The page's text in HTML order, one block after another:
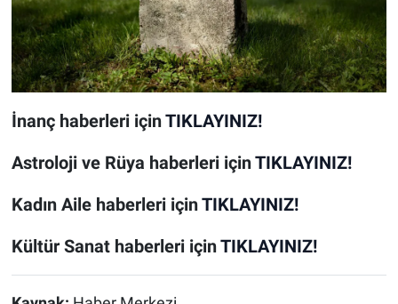
İnanç haberleri içinTIKLAYINIZ!
Astroloji ve Rüya haberleri içinTIKLAYINIZ!
Kadın Aile haberleri içinTIKLAYINIZ!
Kültür Sanat haberleri içinTIKLAYINIZ!